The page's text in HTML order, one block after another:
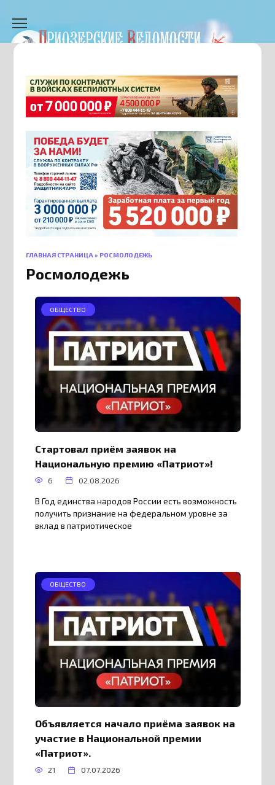
содержанию
ГЛАВНАЯ СТРАНИЦА » РОСМОЛОДЕЖЬ
Росмолодежь
ОБЩЕСТВО
Стартовал приём заявок на
Национальную премию «Патриот»!
6 02.08.2026
В Год единства народов России есть возможность
получить признание на федеральном уровне за
вклад в патриотическое
ОБЩЕСТВО
Объявляется начало приёма заявок на
участие в Национальной премии
«Патриот».
21 07.07.2026